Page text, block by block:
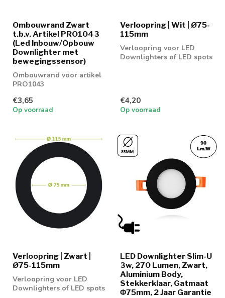
Ombouwrand Zwart
t.b.v. Artikel PRO1043
(Led Inbouw/Opbouw
Downlighter met
bewegingssensor)
Ombouwrand voor artikel
PRO1043
€3,65
Op voorraad
Verloopring | Wit | Ø75-
115mm
Verloopring voor LED
Downlighters of LED spots
€4,20
Op voorraad
Verloopring | Zwart |
Ø75-115mm
Verloopring voor LED
Downlighters of LED spots
LED Downlighter Slim-U
3w, 270 Lumen, Zwart,
Aluminium Body,
Stekkerklaar, Gatmaat
Φ75mm, 2 Jaar Garantie